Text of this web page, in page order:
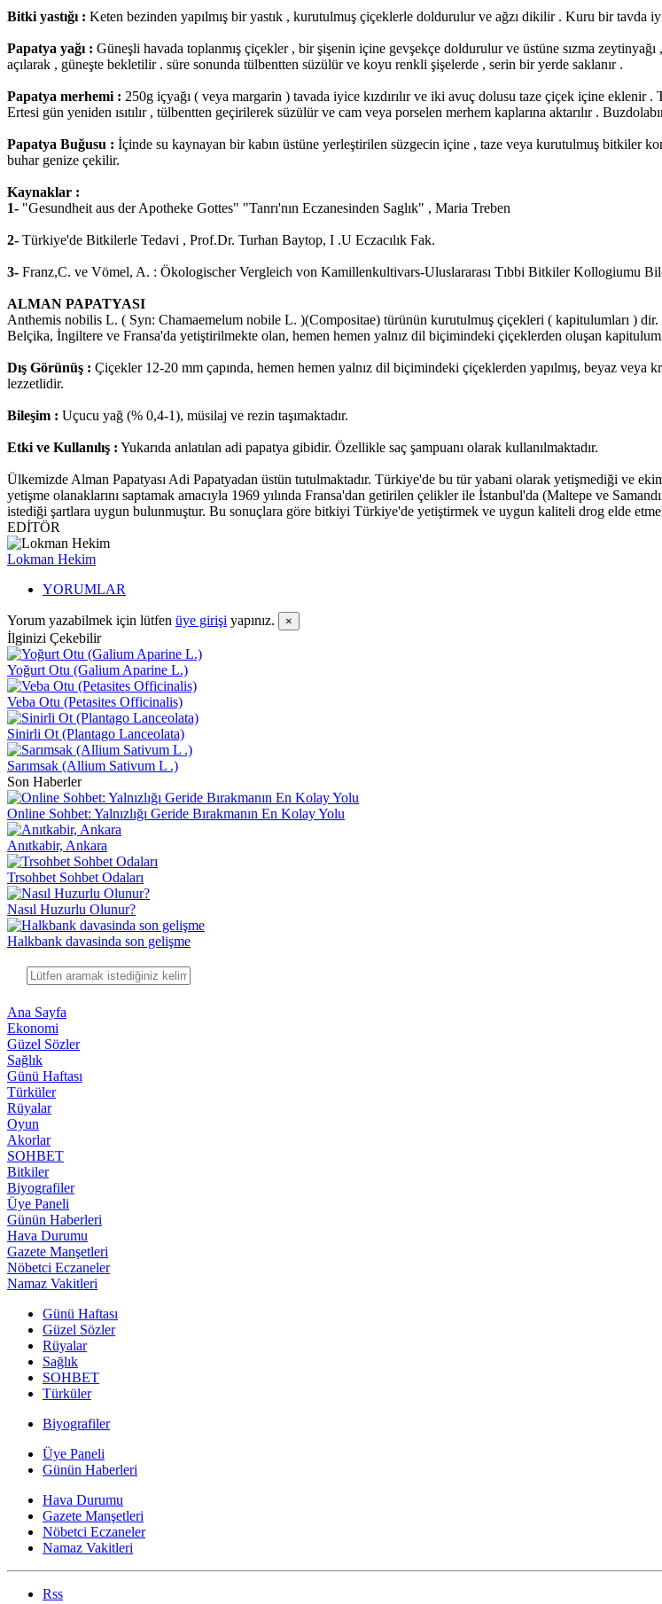
Bitki yastığı : Keten bezinden yapılmış bir yastık , kurutulmuş çiçeklerle doldurulur ve ağzı dikilir . Kuru bir tavda
Papatya yağı : Güneşli havada toplanmış çiçekler , bir şişenin içine gevşekçe doldurulur ve üstüne sızma
açılarak , güneşte bekletilir . süre sonunda tülbentten süzülür ve koyu renkli şişelerde , serin bir yerde saklanır .
Papatya merhemi : 250g içyağı ( veya margarin ) tavada iyice kızdırılır ve iki avuç dolusu taze çiçek içine eklenir .
Ertesi gün yeniden ısıtılır , tülbentten geçirilerek süzülür ve cam veya porselen merhem kaplarına aktarılır .
Papatya Buğusu : İçinde su kaynayan bir kabın üstüne yerleştirilen süzgecin içine , taze veya kurutulmuş bitkiler
buhar genize çekilir.
Kaynaklar :
1- "Gesundheit aus der Apotheke Gottes" "Tanrı'nın Eczanesinden Saglık" , Maria Treben
2- Türkiye'de Bitkilerle Tedavi , Prof.Dr. Turhan Baytop, I .U Eczacılık Fak.
3- Franz,C. ve Vömel, A. : Ökologischer Vergleich von Kamillenkultivars-Uluslararası Tıbbi Bitkiler Kollogiumu
ALMAN PAPATYASI
Anthemis nobilis L. ( Syn: Chamaemelum nobile L. )(Compositae) türünün kurutulmuş çiçekleri ( kapitulumları )
Belçika, İngiltere ve Fransa'da yetiştirilmekte olan, hemen hemen yalnız dil biçimindeki çiçeklerden oluşan
Dış Görünüş : Çiçekler 12-20 mm çapında, hemen hemen yalnız dil biçimindeki çiçeklerden yapılmış, beyaz
lezzetlidir.
Bileşim : Uçucu yağ (% 0,4-1), müsilaj ve rezin taşımaktadır.
Etki ve Kullanılış : Yukarıda anlatılan adi papatya gibidir. Özellikle saç şampuanı olarak kullanılmaktadır.
Ülkemizde Alman Papatyası Adi Papatyadan üstün tutulmaktadır. Türkiye'de bu tür yabani olarak yetişmediği ve
yetişme olanaklarını saptamak amacıyla 1969 yılında Fransa'dan getirilen çelikler ile İstanbul'da (Maltepe ve
istediği şartlara uygun bulunmuştur. Bu sonuçlara göre bitkiyi Türkiye'de yetiştirmek ve uygun kaliteli drog elde
EDİTÖR
Lokman Hekim
YORUMLAR
Yorum yazabilmek için lütfen üye girişi yapınız. ×
İlginizi Çekebilir
Yoğurt Otu (Galium Aparine L.)
Veba Otu (Petasites Officinalis)
Sinirli Ot (Plantago Lanceolata)
Sarımsak (Allium Sativum L .)
Son Haberler
Online Sohbet: Yalnızlığı Geride Bırakmanın En Kolay Yolu
Anıtkabir, Ankara
Trsohbet Sohbet Odaları
Nasıl Huzurlu Olunur?
Halkbank davasinda son gelişme
Ana Sayfa
Ekonomi
Güzel Sözler
Sağlık
Günü Haftası
Türküler
Rüyalar
Oyun
Akorlar
SOHBET
Bitkiler
Biyografiler
Üye Paneli
Günün Haberleri
Hava Durumu
Gazete Manşetleri
Nöbetci Eczaneler
Namaz Vakitleri
Günü Haftası
Güzel Sözler
Rüyalar
Sağlık
SOHBET
Türküler
Biyografiler
Üye Paneli
Günün Haberleri
Hava Durumu
Gazete Manşetleri
Nöbetci Eczaneler
Namaz Vakitleri
Rss